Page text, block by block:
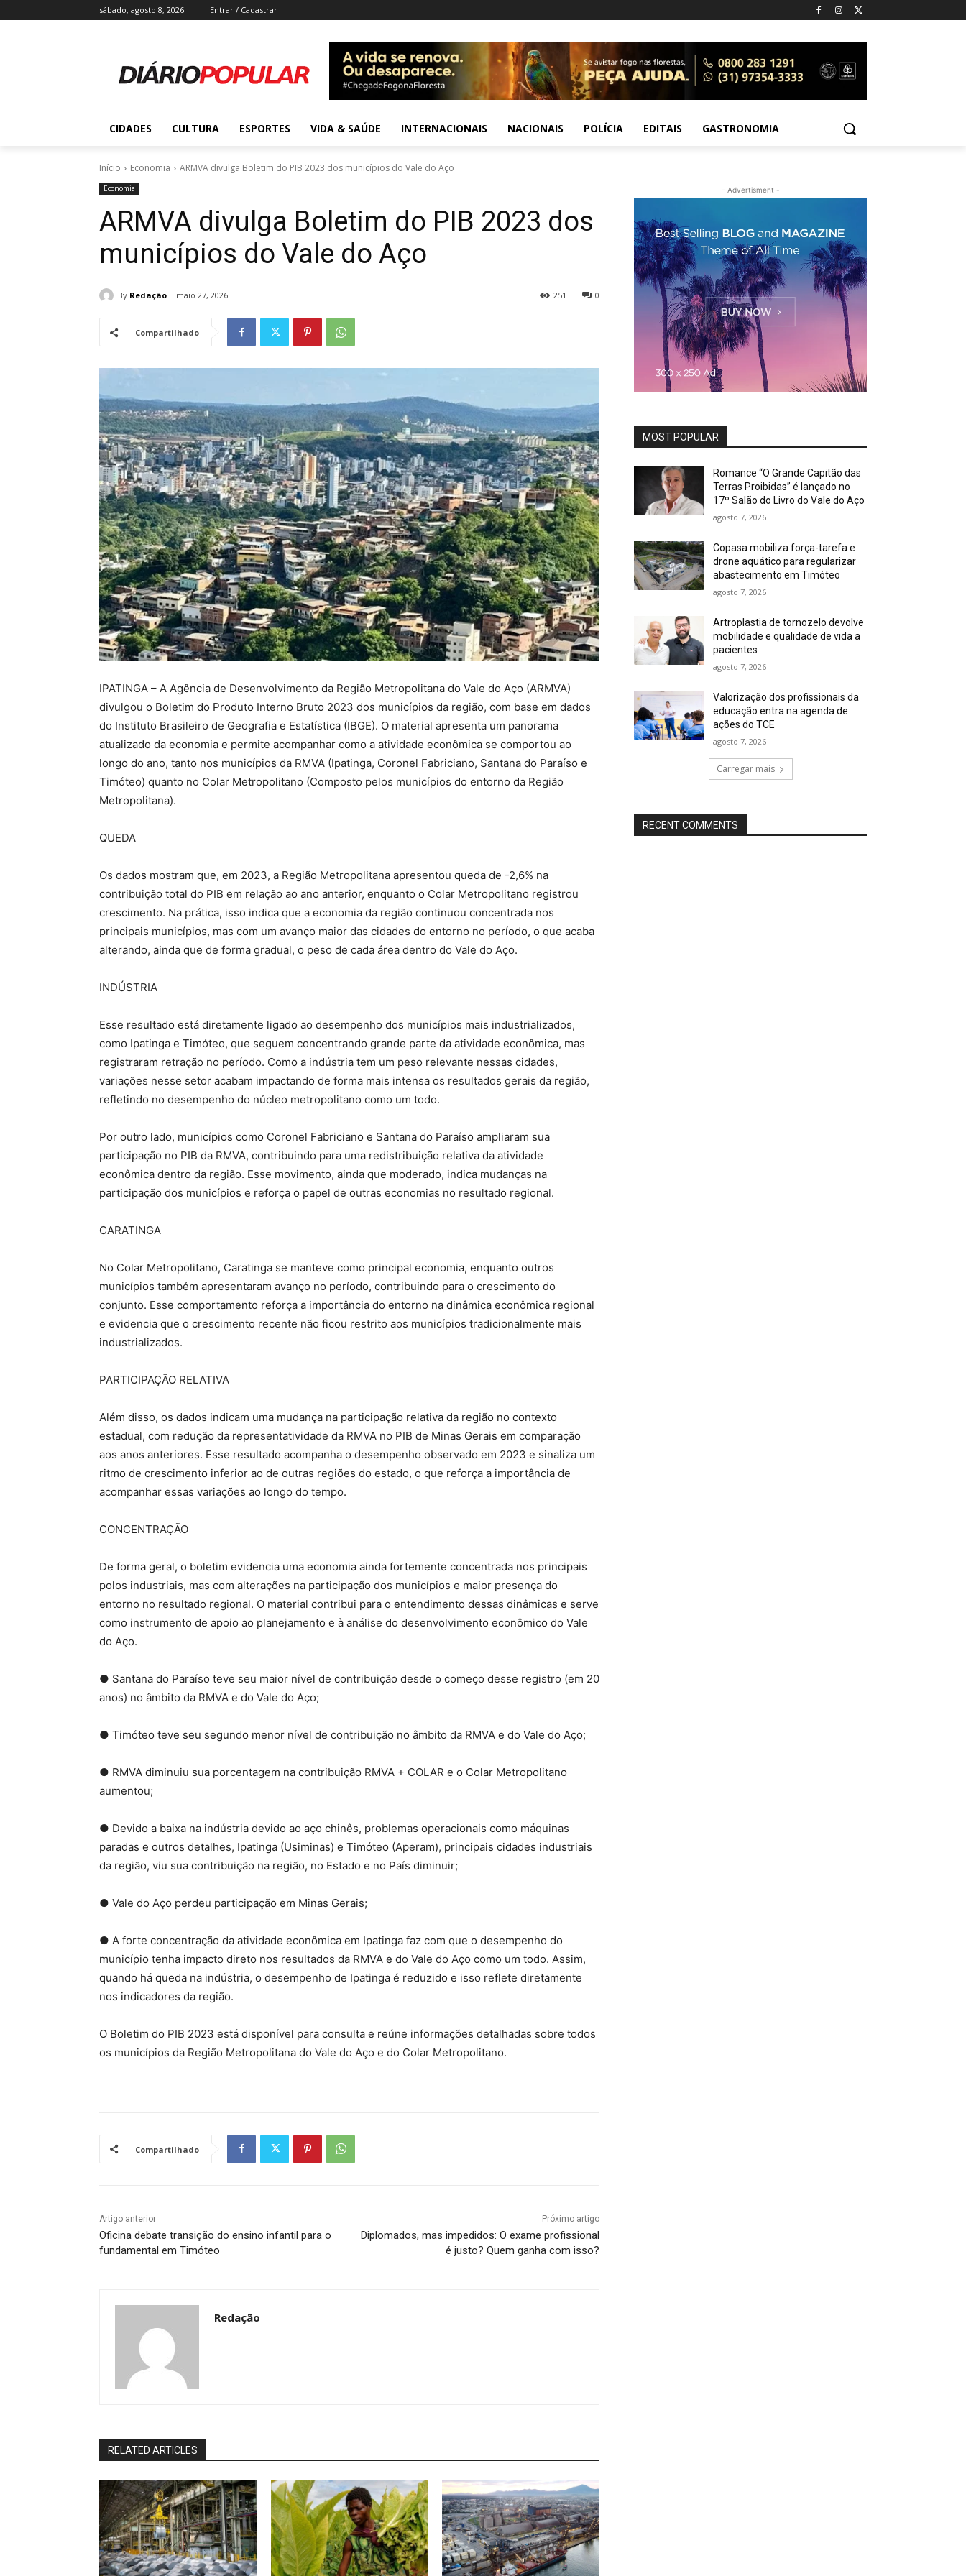
sábado, agosto 8, 2026 Entrar / Cadastrar
CIDADES CULTURA ESPORTES VIDA & SAÚDE INTERNACIONAIS NACIONAIS POLÍCIA EDITAIS GASTRONOMIA
Início Economia ARMVA divulga Boletim do PIB 2023 dos municípios do Vale do Aço
Economia
ARMVA divulga Boletim do PIB 2023 dos
municípios do Vale do Aço
By Redação maio 27, 2026 0
251
Compartilhado
IPATINGA – A Agência de Desenvolvimento da Região Metropolitana do Vale do Aço (ARMVA)
divulgou o Boletim do Produto Interno Bruto 2023 dos municípios da região, com base em dados
do Instituto Brasileiro de Geografia e Estatística (IBGE). O material apresenta um panorama
atualizado da economia e permite acompanhar como a atividade econômica se comportou ao
longo do ano, tanto nos municípios da RMVA (Ipatinga, Coronel Fabriciano, Santana do Paraíso e
Timóteo) quanto no Colar Metropolitano (Composto pelos municípios do entorno da Região
Metropolitana).
QUEDA
Os dados mostram que, em 2023, a Região Metropolitana apresentou queda de -2,6% na
contribuição total do PIB em relação ao ano anterior, enquanto o Colar Metropolitano registrou
crescimento. Na prática, isso indica que a economia da região continuou concentrada nos
principais municípios, mas com um avanço maior das cidades do entorno no período, o que acaba
alterando, ainda que de forma gradual, o peso de cada área dentro do Vale do Aço.
INDÚSTRIA
Esse resultado está diretamente ligado ao desempenho dos municípios mais industrializados,
como Ipatinga e Timóteo, que seguem concentrando grande parte da atividade econômica, mas
registraram retração no período. Como a indústria tem um peso relevante nessas cidades,
variações nesse setor acabam impactando de forma mais intensa os resultados gerais da região,
refletindo no desempenho do núcleo metropolitano como um todo.
Por outro lado, municípios como Coronel Fabriciano e Santana do Paraíso ampliaram sua
participação no PIB da RMVA, contribuindo para uma redistribuição relativa da atividade
econômica dentro da região. Esse movimento, ainda que moderado, indica mudanças na
participação dos municípios e reforça o papel de outras economias no resultado regional.
CARATINGA
No Colar Metropolitano, Caratinga se manteve como principal economia, enquanto outros
municípios também apresentaram avanço no período, contribuindo para o crescimento do
conjunto. Esse comportamento reforça a importância do entorno na dinâmica econômica regional
e evidencia que o crescimento recente não ficou restrito aos municípios tradicionalmente mais
industrializados.
PARTICIPAÇÃO RELATIVA
Além disso, os dados indicam uma mudança na participação relativa da região no contexto
estadual, com redução da representatividade da RMVA no PIB de Minas Gerais em comparação
aos anos anteriores. Esse resultado acompanha o desempenho observado em 2023 e sinaliza um
ritmo de crescimento inferior ao de outras regiões do estado, o que reforça a importância de
acompanhar essas variações ao longo do tempo.
CONCENTRAÇÃO
De forma geral, o boletim evidencia uma economia ainda fortemente concentrada nos principais
polos industriais, mas com alterações na participação dos municípios e maior presença do
entorno no resultado regional. O material contribui para o entendimento dessas dinâmicas e serve
como instrumento de apoio ao planejamento e à análise do desenvolvimento econômico do Vale
do Aço.
● Santana do Paraíso teve seu maior nível de contribuição desde o começo desse registro (em 20
anos) no âmbito da RMVA e do Vale do Aço;
● Timóteo teve seu segundo menor nível de contribuição no âmbito da RMVA e do Vale do Aço;
● RMVA diminuiu sua porcentagem na contribuição RMVA + COLAR e o Colar Metropolitano
aumentou;
● Devido a baixa na indústria devido ao aço chinês, problemas operacionais como máquinas
paradas e outros detalhes, Ipatinga (Usiminas) e Timóteo (Aperam), principais cidades industriais
da região, viu sua contribuição na região, no Estado e no País diminuir;
● Vale do Aço perdeu participação em Minas Gerais;
● A forte concentração da atividade econômica em Ipatinga faz com que o desempenho do
município tenha impacto direto nos resultados da RMVA e do Vale do Aço como um todo. Assim,
quando há queda na indústria, o desempenho de Ipatinga é reduzido e isso reflete diretamente
nos indicadores da região.
O Boletim do PIB 2023 está disponível para consulta e reúne informações detalhadas sobre todos
os municípios da Região Metropolitana do Vale do Aço e do Colar Metropolitano.
Compartilhado
Artigo anterior
Oficina debate transição do ensino infantil para o
fundamental em Timóteo
Próximo artigo
Diplomados, mas impedidos: O exame profissional
é justo? Quem ganha com isso?
Redação
RELATED ARTICLES
- Advertisment -
MOST POPULAR
Romance “O Grande Capitão das
Terras Proibidas” é lançado no
17º Salão do Livro do Vale do Aço
agosto 7, 2026
Copasa mobiliza força-tarefa e
drone aquático para regularizar
abastecimento em Timóteo
agosto 7, 2026
Artroplastia de tornozelo devolve
mobilidade e qualidade de vida a
pacientes
agosto 7, 2026
Valorização dos profissionais da
educação entra na agenda de
ações do TCE
agosto 7, 2026
Carregar mais
RECENT COMMENTS